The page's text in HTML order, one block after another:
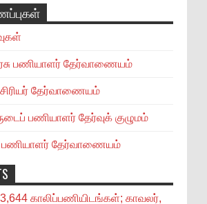
பணியாளர் தேர்வாணையம்
தேர்வாணையம்
பணியாளர் தேர்வுக் குழுமம்
பணியாளர் தேர்வாணையம்
3,644 காலிப்பணியிடங்கள்; காவலர்,